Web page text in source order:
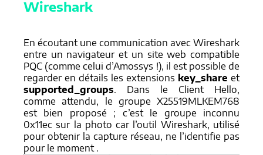
Wireshark
En écoutant une communication avec Wireshark
entre un navigateur et un site web compatible
PQC (comme celui d’Amossys !), il est possible de
regarder en détails les extensions key_share et
supported_groups. Dans le Client Hello,
comme attendu, le groupe X25519MLKEM768
est bien proposé ; c’est le groupe inconnu
0x11ec sur la photo car l’outil Wireshark, utilisé
pour obtenir la capture réseau, ne l’identifie pas
pour le moment .